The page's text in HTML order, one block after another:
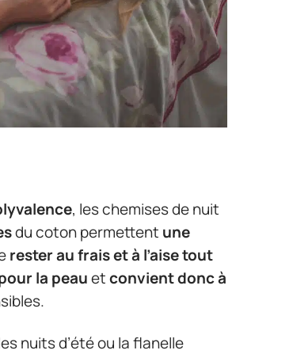
, les chemises de nuit
du coton permettent une
rester au frais et à l’aise tout
la peauetconvient donc à
nuits d’été ou la flanelle